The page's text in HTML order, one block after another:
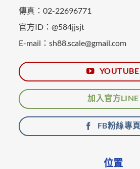
傳真：02-22696771
官方ID：@584jjsjt
E-mail：sh88.scale@gmail.com
YOUTUBE
加入官方LINE
FB粉絲專頁
位置